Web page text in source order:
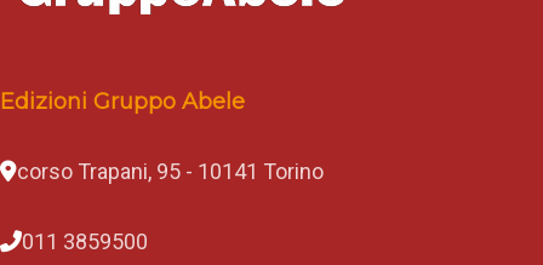
Edizioni Gruppo Abele
corso Trapani, 95 - 10141 Torino
011 3859500